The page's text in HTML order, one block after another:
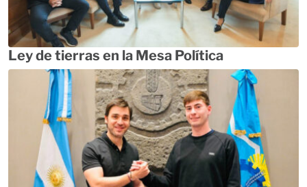
Ley de tierras en la Mesa Política